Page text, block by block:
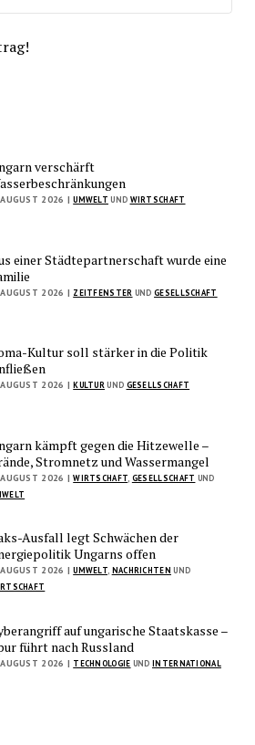
verschärft
2026 | UMWELT UND WIRTSCHAFT
einer Städtepartnerschaft wurde eine
2026 | ZEITFENSTER UNDGESELLSCHAFT
Kultur soll stärker in die Politik
2026 | KULTURUND GESELLSCHAFT
kämpft gegen die Hitzewelle –
Stromnetz und Wassermangel
2026 | WIRTSCHAFT GESELLSCHAFT UND
Ausfall legt Schwächen der
Ungarns offen
2026 | UMWELT, NACHRICHTEN UND
auf ungarische Staatskasse –
führt nach Russland
2026 | TECHNOLOGIE UNDINTERNATIONAL